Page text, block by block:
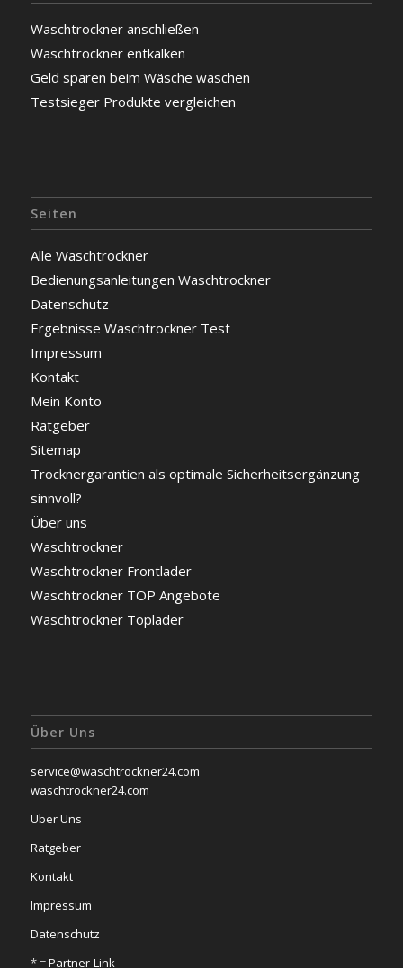
Waschtrockner anschließen
Waschtrockner entkalken
Geld sparen beim Wäsche waschen
Testsieger Produkte vergleichen
Seiten
Alle Waschtrockner
Bedienungsanleitungen Waschtrockner
Datenschutz
Ergebnisse Waschtrockner Test
Impressum
Kontakt
Mein Konto
Ratgeber
Sitemap
Trocknergarantien als optimale Sicherheitsergänzung
sinnvoll?
Über uns
Waschtrockner
Waschtrockner Frontlader
Waschtrockner TOP Angebote
Waschtrockner Toplader
Über Uns
service@waschtrockner24.com
waschtrockner24.com
Über Uns
Ratgeber
Kontakt
Impressum
Datenschutz
* =Partner-Link